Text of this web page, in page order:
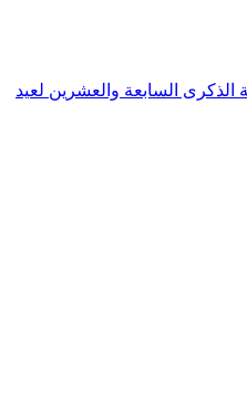
الذكرى السابعة والعشرين لعيد